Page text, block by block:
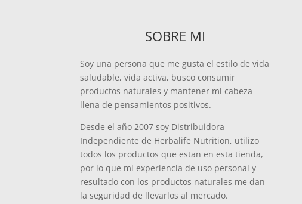
SOBRE MI
Soy una persona que me gusta el estilo de vida
saludable, vida activa, busco consumir
productos naturales y mantener mi cabeza
llena de pensamientos positivos.
Desde el año 2007 soy Distribuidora
Independiente de Herbalife Nutrition, utilizo
todos los productos que estan en esta tienda,
por lo que mi experiencia de uso personal y
resultado con los productos naturales me dan
la seguridad de llevarlos al mercado.